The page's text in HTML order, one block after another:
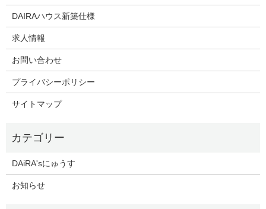
DAIRAハウス新築仕様
求人情報
お問い合わせ
プライバシーポリシー
サイトマップ
DAiRA'sにゅうす
お知らせ